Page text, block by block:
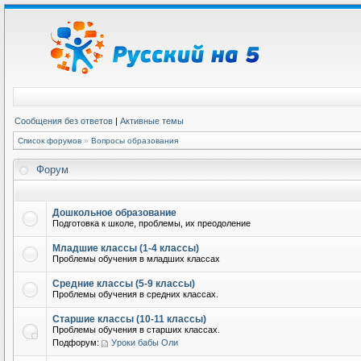
Сообщения без ответов | Активные темы
Список форумов » Вопросы образования
Форум
Дошкольное образование
Подготовка к школе, проблемы, их преодоление
Младшие классы (1-4 классы)
Проблемы обучения в младших классах
Средние классы (5-9 классы)
Проблемы обучения в средних классах.
Старшие классы (10-11 классы)
Проблемы обучения в старших классах.
Подфорум:
Уроки бабы Оли